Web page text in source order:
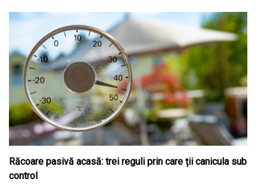
Răcoare pasivă acasă: trei reguli prin care ții canicula sub
control